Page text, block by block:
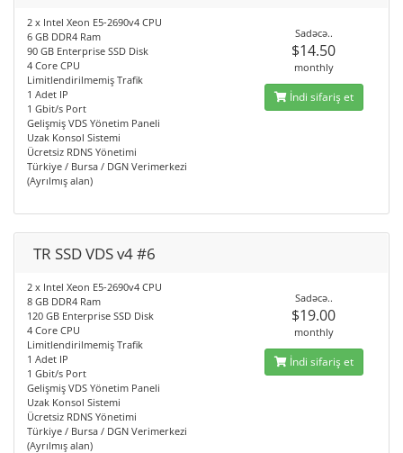
2 x Intel Xeon E5-2690v4 CPU
6 GB DDR4 Ram
90 GB Enterprise SSD Disk
4 Core CPU
Limitlendirilmemiş Trafik
1 Adet IP
1 Gbit/s Port
Gelişmiş VDS Yönetim Paneli
Uzak Konsol Sistemi
Ücretsiz RDNS Yönetimi
Türkiye / Bursa / DGN Verimerkezi
(Ayrılmış alan)
Sadəcə..
$14.50
monthly
İndi sifariş et
TR SSD VDS v4 #6
2 x Intel Xeon E5-2690v4 CPU
8 GB DDR4 Ram
120 GB Enterprise SSD Disk
4 Core CPU
Limitlendirilmemiş Trafik
1 Adet IP
1 Gbit/s Port
Gelişmiş VDS Yönetim Paneli
Uzak Konsol Sistemi
Ücretsiz RDNS Yönetimi
Türkiye / Bursa / DGN Verimerkezi
(Ayrılmış alan)
Sadəcə..
$19.00
monthly
İndi sifariş et